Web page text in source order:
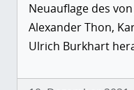
Neuauflage des
Alexander Thon,
Ulrich Burkhart